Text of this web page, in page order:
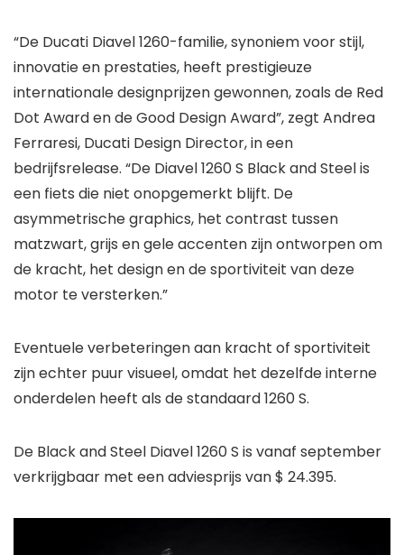
“De Ducati Diavel 1260-familie, synoniem voor stijl,
innovatie en prestaties, heeft prestigieuze
internationale designprijzen gewonnen, zoals de Red
Dot Award en de Good Design Award”, zegt Andrea
Ferraresi, Ducati Design Director, in een
bedrijfsrelease. “De Diavel 1260 S Black and Steel is
een fiets die niet onopgemerkt blijft. De
asymmetrische graphics, het contrast tussen
matzwart, grijs en gele accenten zijn ontworpen om
de kracht, het design en de sportiviteit van deze
motor te versterken.”
Eventuele verbeteringen aan kracht of sportiviteit
zijn echter puur visueel, omdat het dezelfde interne
onderdelen heeft als de standaard 1260 S.
De Black and Steel Diavel 1260 S is vanaf september
verkrijgbaar met een adviesprijs van $ 24.395.